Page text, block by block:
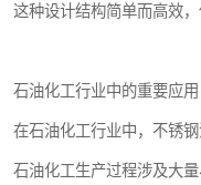
这种设计结构简单而高效
石油化工行业中的重要应用
在石油化工行业中，不锈钢
石油化工生产过程涉及大